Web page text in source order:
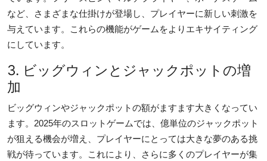
Support Number
など、さまざまな仕掛けが登場し、プレイヤーに新しい刺激を
与えています。これらの機能がゲームをよりエキサイティング
にしています。
3. ビッグウィンとジャックポットの増
加
ビッグウィンやジャックポットの額がますます大きくなってい
ます。2025年のスロットゲームでは、億単位のジャックポット
が狙える機会が増え、プレイヤーにとっては大きな夢のある挑
戦が待っています。これにより、さらに多くのプレイヤーが集